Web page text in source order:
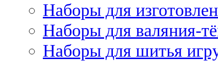
Наборы для
Наборы для валяния-
Наборы для шитья